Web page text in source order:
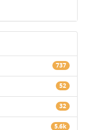
737
52
32
5.6k